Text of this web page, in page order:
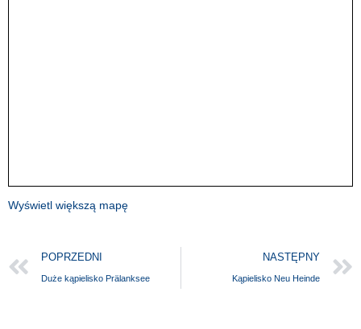
Wyświetl większą mapę
POPRZEDNI
Duże kąpielisko Prälanksee
NASTĘPNY
Kąpielisko Neu Heinde